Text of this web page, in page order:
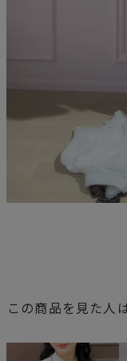
この商品を見た人